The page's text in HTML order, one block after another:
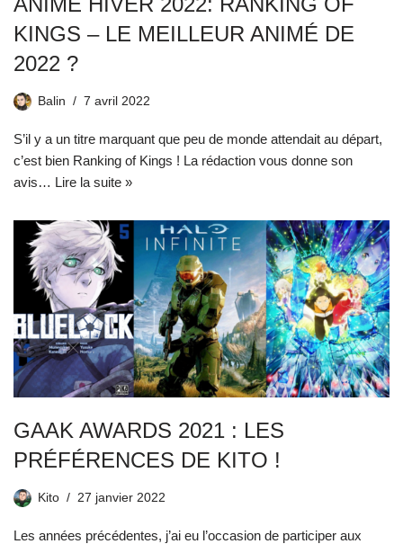
KINGS – LE MEILLEUR ANIMÉ DE
2022 ?
Balin 7 avril 2022
S’il y a un titre marquant que peu de monde attendait au départ,
c’est bien Ranking of Kings ! La rédaction vous donne son
avis… Lire la suite »
GAAK AWARDS 2021 : LES
PRÉFÉRENCES DE KITO !
Kito 27 janvier 2022
Les années précédentes, j’ai eu l’occasion de participer aux